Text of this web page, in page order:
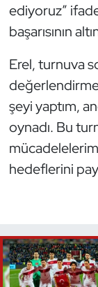
ediyoruz”
başarısının
Erel, turnuva
şeyi yaptım,
oynadı. Bu
hedeflerini
Kick Boks
Kürek
Masa
Modern
Motor
Okçuluk
Optimist